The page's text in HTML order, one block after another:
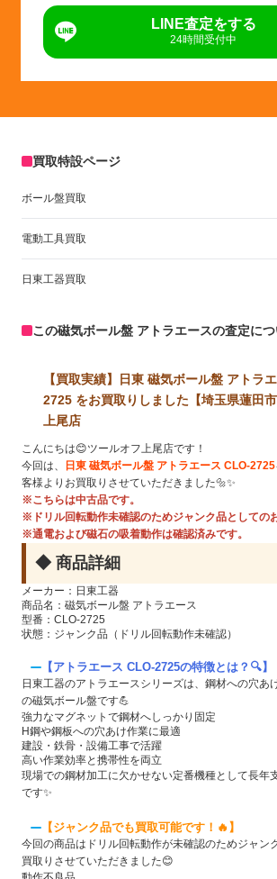
LINE査定をする
24時間受付中
買取特設ページ
ボール盤買取
電動工具買取
日東工器買取
この磁気ボール盤 アトラエースの査定に
【買取実績】日東 磁気ボール盤 アトラ
2725 をお買取りしました【埼玉県蓮田
上尾店
こんにちは😊ツールオフ上尾店です！
今回は、
日東 磁気ボール盤 アトラエース CLO-2725
客様よりお買取りさせていただきました🔩✨
※こちらは中古品です。
※ドリル回転動作未確認のためジャンク品としての
※通電および磁石の吸着動作は確認済みです。
◆ 商品詳細
メーカー：日東工器
商品名：磁気ボール盤 アトラエース
型番：CLO-2725
状態：ジャンク品（ドリル回転動作未確認）
【アトラエース CLO-2725の特徴とは？🔍】
日東工器のアトラエースシリーズは、鋼材への穴あ
の磁気ボール盤です💪
強力なマグネットで鋼材へしっかり固定
H鋼や鋼板への穴あけ作業に最適
建設・鉄骨・設備工事で活躍
高い作業効率と携帯性を両立
現場での鋼材加工に欠かせない定番機種として長年
です✨
【ジャンク品でも買取可能です！🔥】
今回の商品はドリル回転動作が未確認のためジャン
買取りさせていただきました😊